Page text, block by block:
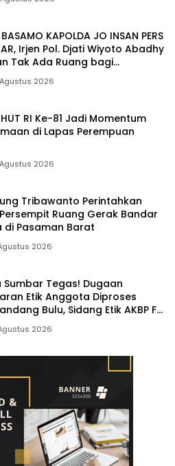
KAPOLDA JO INSAN PERS
Irjen Pol. Djati Wiyoto Abadhy
Tak Ada Ruang bagi
Hukum di Internal Polri
2026
HUT RI Ke-81 Jadi Momentum
di Lapas Perempuan
2026
Tribawanto Perintahkan
Ruang Gerak Bandar
di Pasaman Barat
2026
Tegas! Dugaan
Etik Anggota Diproses
Bulu, Sidang Etik AKBP F
2026